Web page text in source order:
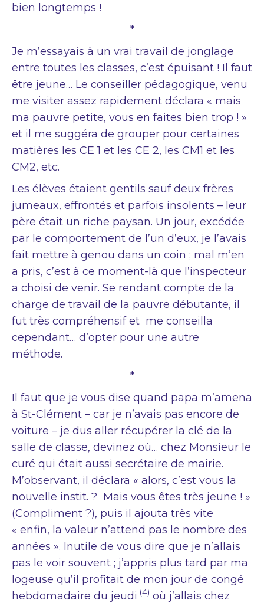
bien longtemps !
*
Je m’essayais à un vrai travail de jonglage
entre toutes les classes, c’est épuisant ! Il faut
être jeune… Le conseiller pédagogique, venu
me visiter assez rapidement déclara « mais
ma pauvre petite, vous en faites bien trop ! »
et il me suggéra de grouper pour certaines
matières les CE 1 et les CE 2, les CM1 et les
CM2, etc.
Les élèves étaient gentils sauf deux frères
jumeaux, effrontés et parfois insolents – leur
père était un riche paysan. Un jour, excédée
par le comportement de l’un d’eux, je l’avais
fait mettre à genou dans un coin ; mal m’en
a pris, c’est à ce moment-là que l’inspecteur
a choisi de venir. Se rendant compte de la
charge de travail de la pauvre débutante, il
fut très compréhensif et me conseilla
cependant… d’opter pour une autre
méthode.
*
Il faut que je vous dise quand papa m’amena
à St-Clément – car je n’avais pas encore de
voiture – je dus aller récupérer la clé de la
salle de classe, devinez où… chez Monsieur le
curé qui était aussi secrétaire de mairie.
M’observant, il déclara « alors, c’est vous la
nouvelle instit. ? Mais vous êtes très jeune ! »
(Compliment ?), puis il ajouta très vite
« enfin, la valeur n’attend pas le nombre des
années ». Inutile de vous dire que je n’allais
pas le voir souvent ; j’appris plus tard par ma
logeuse qu’il profitait de mon jour de congé
hebdomadaire du jeudi (4) où j’allais chez